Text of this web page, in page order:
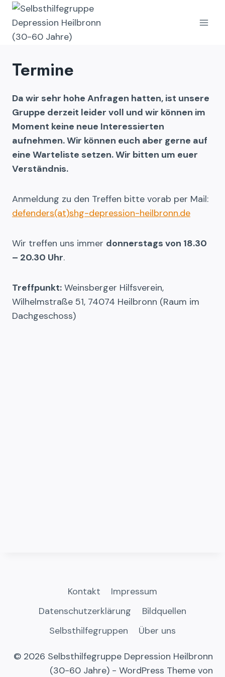
Zum
Inhalt
springen
Termine
Da wir sehr hohe Anfragen hatten, ist unsere
Gruppe derzeit leider voll und wir können im
Moment keine neue Interessierten
aufnehmen. Wir können euch aber gerne auf
eine Warteliste setzen. Wir bitten um euer
Verständnis.
Anmeldung zu den Treffen bitte vorab per Mail:
defenders(at)shg-depression-heilbronn.de
Wir treffen uns immer donnerstags von 18.30
– 20.30 Uhr.
Treffpunkt: Weinsberger Hilfsverein,
Wilhelmstraße 51, 74074 Heilbronn (Raum im
Dachgeschoss)
Kontakt
Impressum
Datenschutzerklärung
Bildquellen
Selbsthilfegruppen
Über uns
© 2026 Selbsthilfegruppe Depression Heilbronn
(30-60 Jahre) - WordPress Theme von